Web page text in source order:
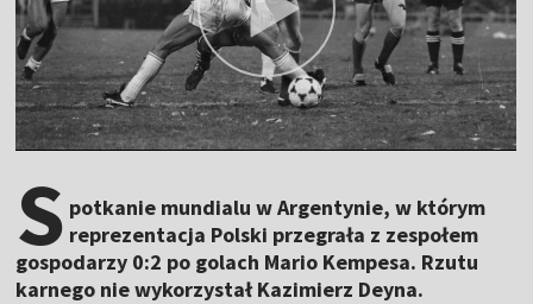
S potkanie mundialu w Argentynie, w którym
reprezentacja Polski przegrała z zespołem
gospodarzy 0:2 po golach Mario Kempesa. Rzutu
karnego nie wykorzystał Kazimierz Deyna.